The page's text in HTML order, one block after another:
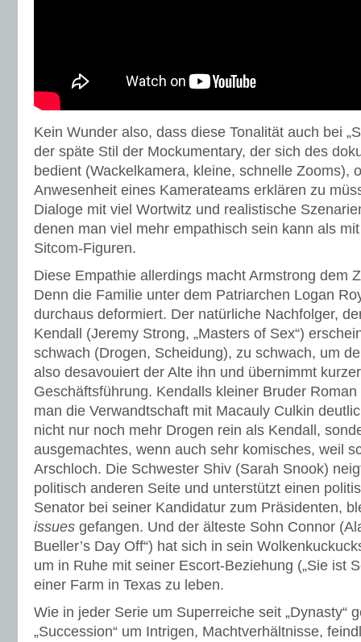
Kein Wunder also, dass diese Tonalität auch bei
der späte Stil der Mockumentary, der sich des
bedient (Wackelkamera, kleine, schnelle Zooms),
Anwesenheit eines Kamerateams erklären zu
Dialoge mit viel Wortwitz und realistische
denen man viel mehr empathisch sein kann als
Sitcom-Figuren.
Diese Empathie allerdings macht Armstrong dem
Denn die Familie unter dem Patriarchen Logan
durchaus deformiert. Der natürliche Nachfolger,
Kendall (Jeremy Strong, „Masters of Sex“)
schwach (Drogen, Scheidung), zu schwach, um
also desavouiert der Alte ihn und übernimmt
Geschäftsführung. Kendalls kleiner Bruder
man die Verwandtschaft mit Macauly Culkin
nicht nur noch mehr Drogen rein als Kendall,
ausgemachtes, wenn auch sehr komisches, weil
Arschloch. Die Schwester Shiv (Sarah Snook)
politisch anderen Seite und unterstützt einen
Senator bei seiner Kandidatur zum Präsidenten,
issues gefangen. Und der älteste Sohn Connor
Bueller’s Day Off“) hat sich in sein
um in Ruhe mit seiner Escort-Beziehung („Sie ist
einer Farm in Texas zu leben.
Wie in jeder Serie um Superreiche seit „Dynasty“
„Succession“ um Intrigen, Machtverhältnisse,